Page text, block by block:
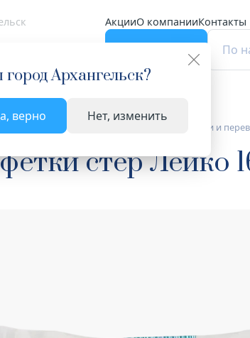
АкцииО компанииКонтакты
По
городАрхангельск?
верно Нет, изменить
Каталог Медицинские изделия Салфетки и
стер Лейко